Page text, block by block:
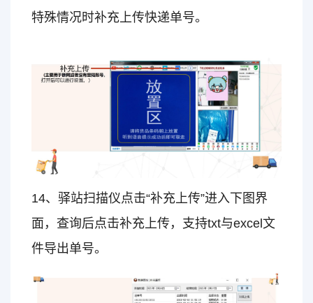
特殊情况时补充上传快递单号。
14、驿站扫描仪点击“补充上传”进入下图界
面， 查询后点击补充上传，支持txt与excel文
件导出单号。